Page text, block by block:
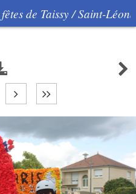
de Taissy / Saint-
